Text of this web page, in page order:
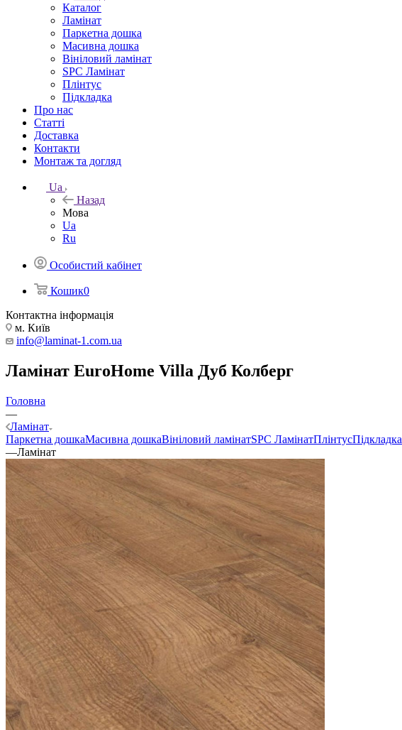
Каталог
Ламінат
Паркетна дошка
Масивна дошка
Вініловий ламінат
SPC Ламінат
Плінтус
Підкладка
Про нас
Статті
Доставка
Контакти
Монтаж та догляд
Ua
Назад
Мова
Ua
Ru
Особистий кабінет
Кошик0
Контактна інформація
м. Київ
info@laminat-1.com.ua
Ламінат EuroHome Villa Дуб Колберг
Головна
—
Ламінат
Паркетна дошкаМасивна дошкаВініловий ламінатSPC ЛамінатПлінтусПідкладка
—Ламінат